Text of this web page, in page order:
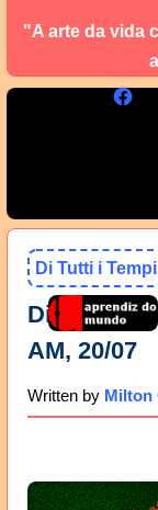
"A arte da vida
Di Tutti i Tempi
Di Tutti i
AM, 20/07
Written by Milton